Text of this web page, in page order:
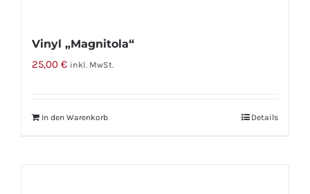
Vinyl „Magnitola“
25,00 € inkl. MwSt.
In den Warenkorb Details